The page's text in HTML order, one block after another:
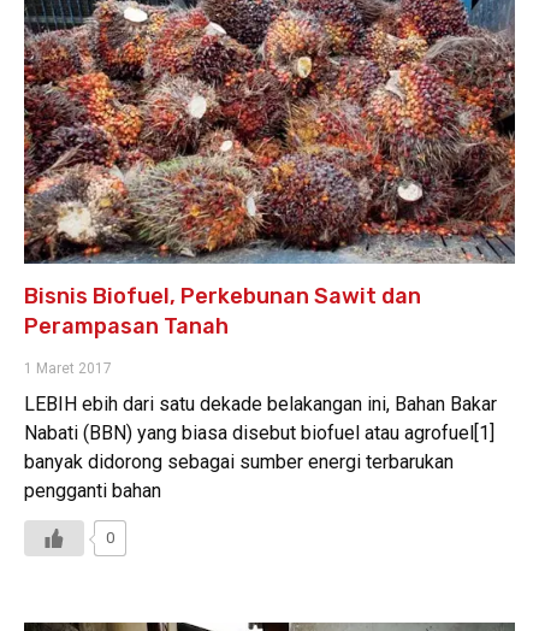
Bisnis Biofuel, Perkebunan Sawit dan
Perampasan Tanah
1 Maret 2017
LEBIH ebih dari satu dekade belakangan ini, Bahan Bakar
Nabati (BBN) yang biasa disebut biofuel atau agrofuel[1]
banyak didorong sebagai sumber energi terbarukan
pengganti bahan
0